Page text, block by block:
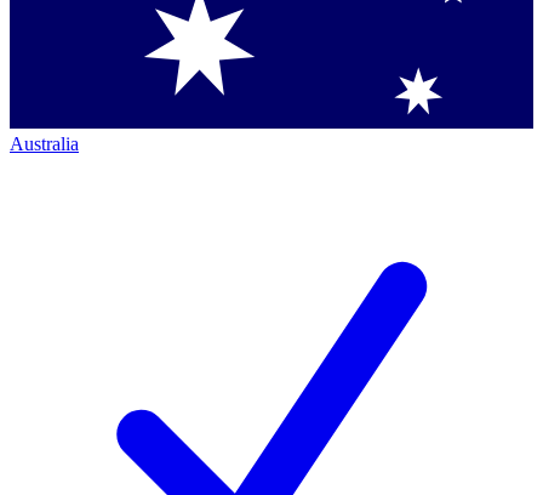
Australia